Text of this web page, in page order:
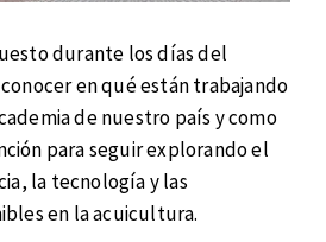
durante los días del
en qué están trabajando
de nuestro país y como
para seguir explorando el
la tecnología y las
en la acuicultura.